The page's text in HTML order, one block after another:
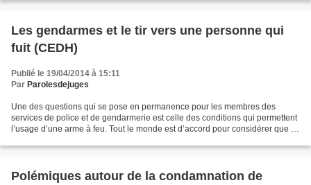
Les gendarmes et le tir vers une personne qui
fuit (CEDH)
Publié le 19/04/2014 à 15:11
Par Parolesdejuges
Une des questions qui se pose en permanence pour les membres des
services de police et de gendarmerie est celle des conditions qui permettent
l’usage d’une arme à feu. Tout le monde est d’accord pour considérer que le
Polémiques autour de la condamnation de